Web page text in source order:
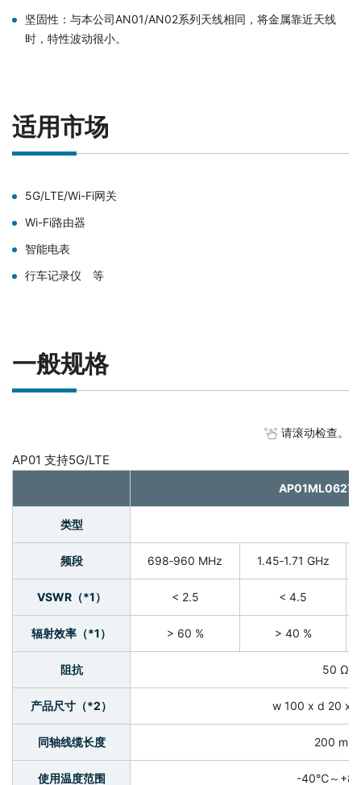
坚固性：与本公司AN01/AN02系列天线相同，将金属靠近天线
时，特性波动很小。
适用市场
5G/LTE/Wi-Fi网关
Wi-Fi路由器
智能电表
行车记录仪 等
一般规格
请滚动检查。
AP01 支持5G/LTE
类型
频段 698‐960 MHz 1.45‐1.71 GHz
VSWR（*1） < 2.5 < 4.5
辐射效率（*1） > 60 % > 40 %
阻抗 50 Ω
产品尺寸（*2） w 100 x d 20 x h
同轴线缆长度 200 mm
使用温度范围 -40℃～